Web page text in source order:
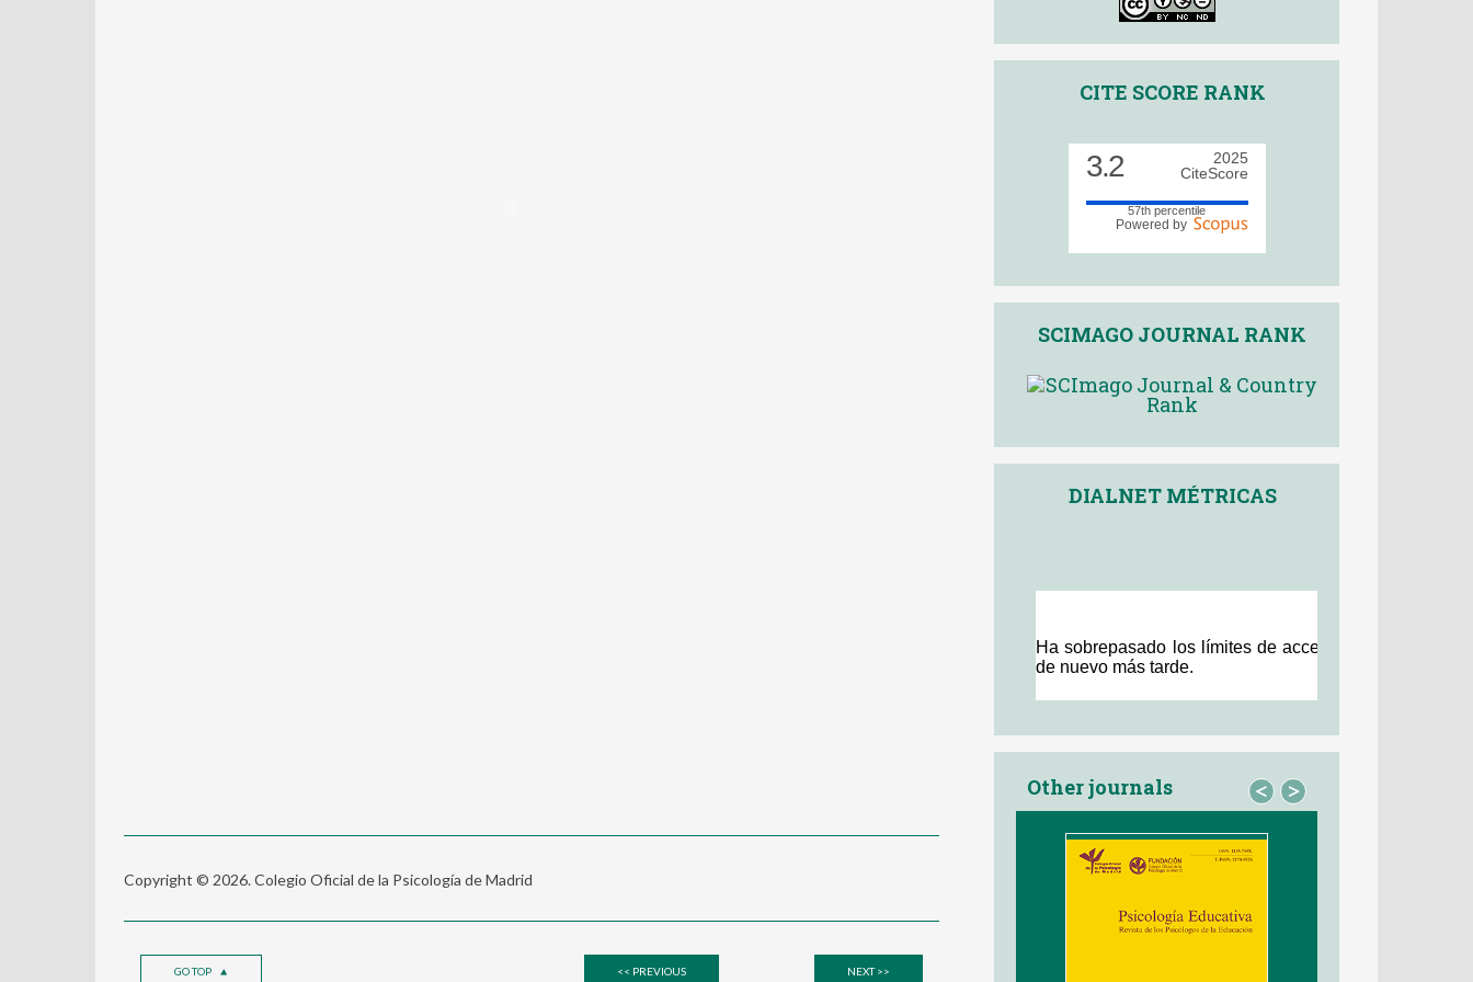
Copyright © 2026. Colegio Oficial de la Psicología de Madrid
GO TOP << PREVIOUS NEXT >>
CITE SCORE RANK
3.2
2025
CiteScore
57th percentile
Powered by
SCIMAGO JOURNAL RANK
DIALNET MÉTRICAS
Other journals < >